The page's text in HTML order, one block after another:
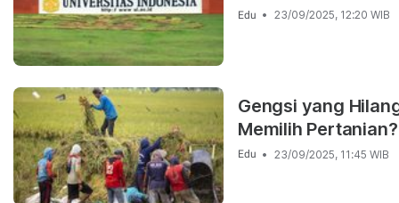
Edu 23/09/2025, 12:20 WIB
Gengsi yang
Memilih Pertanian?
Edu 23/09/2025, 11:45 WIB